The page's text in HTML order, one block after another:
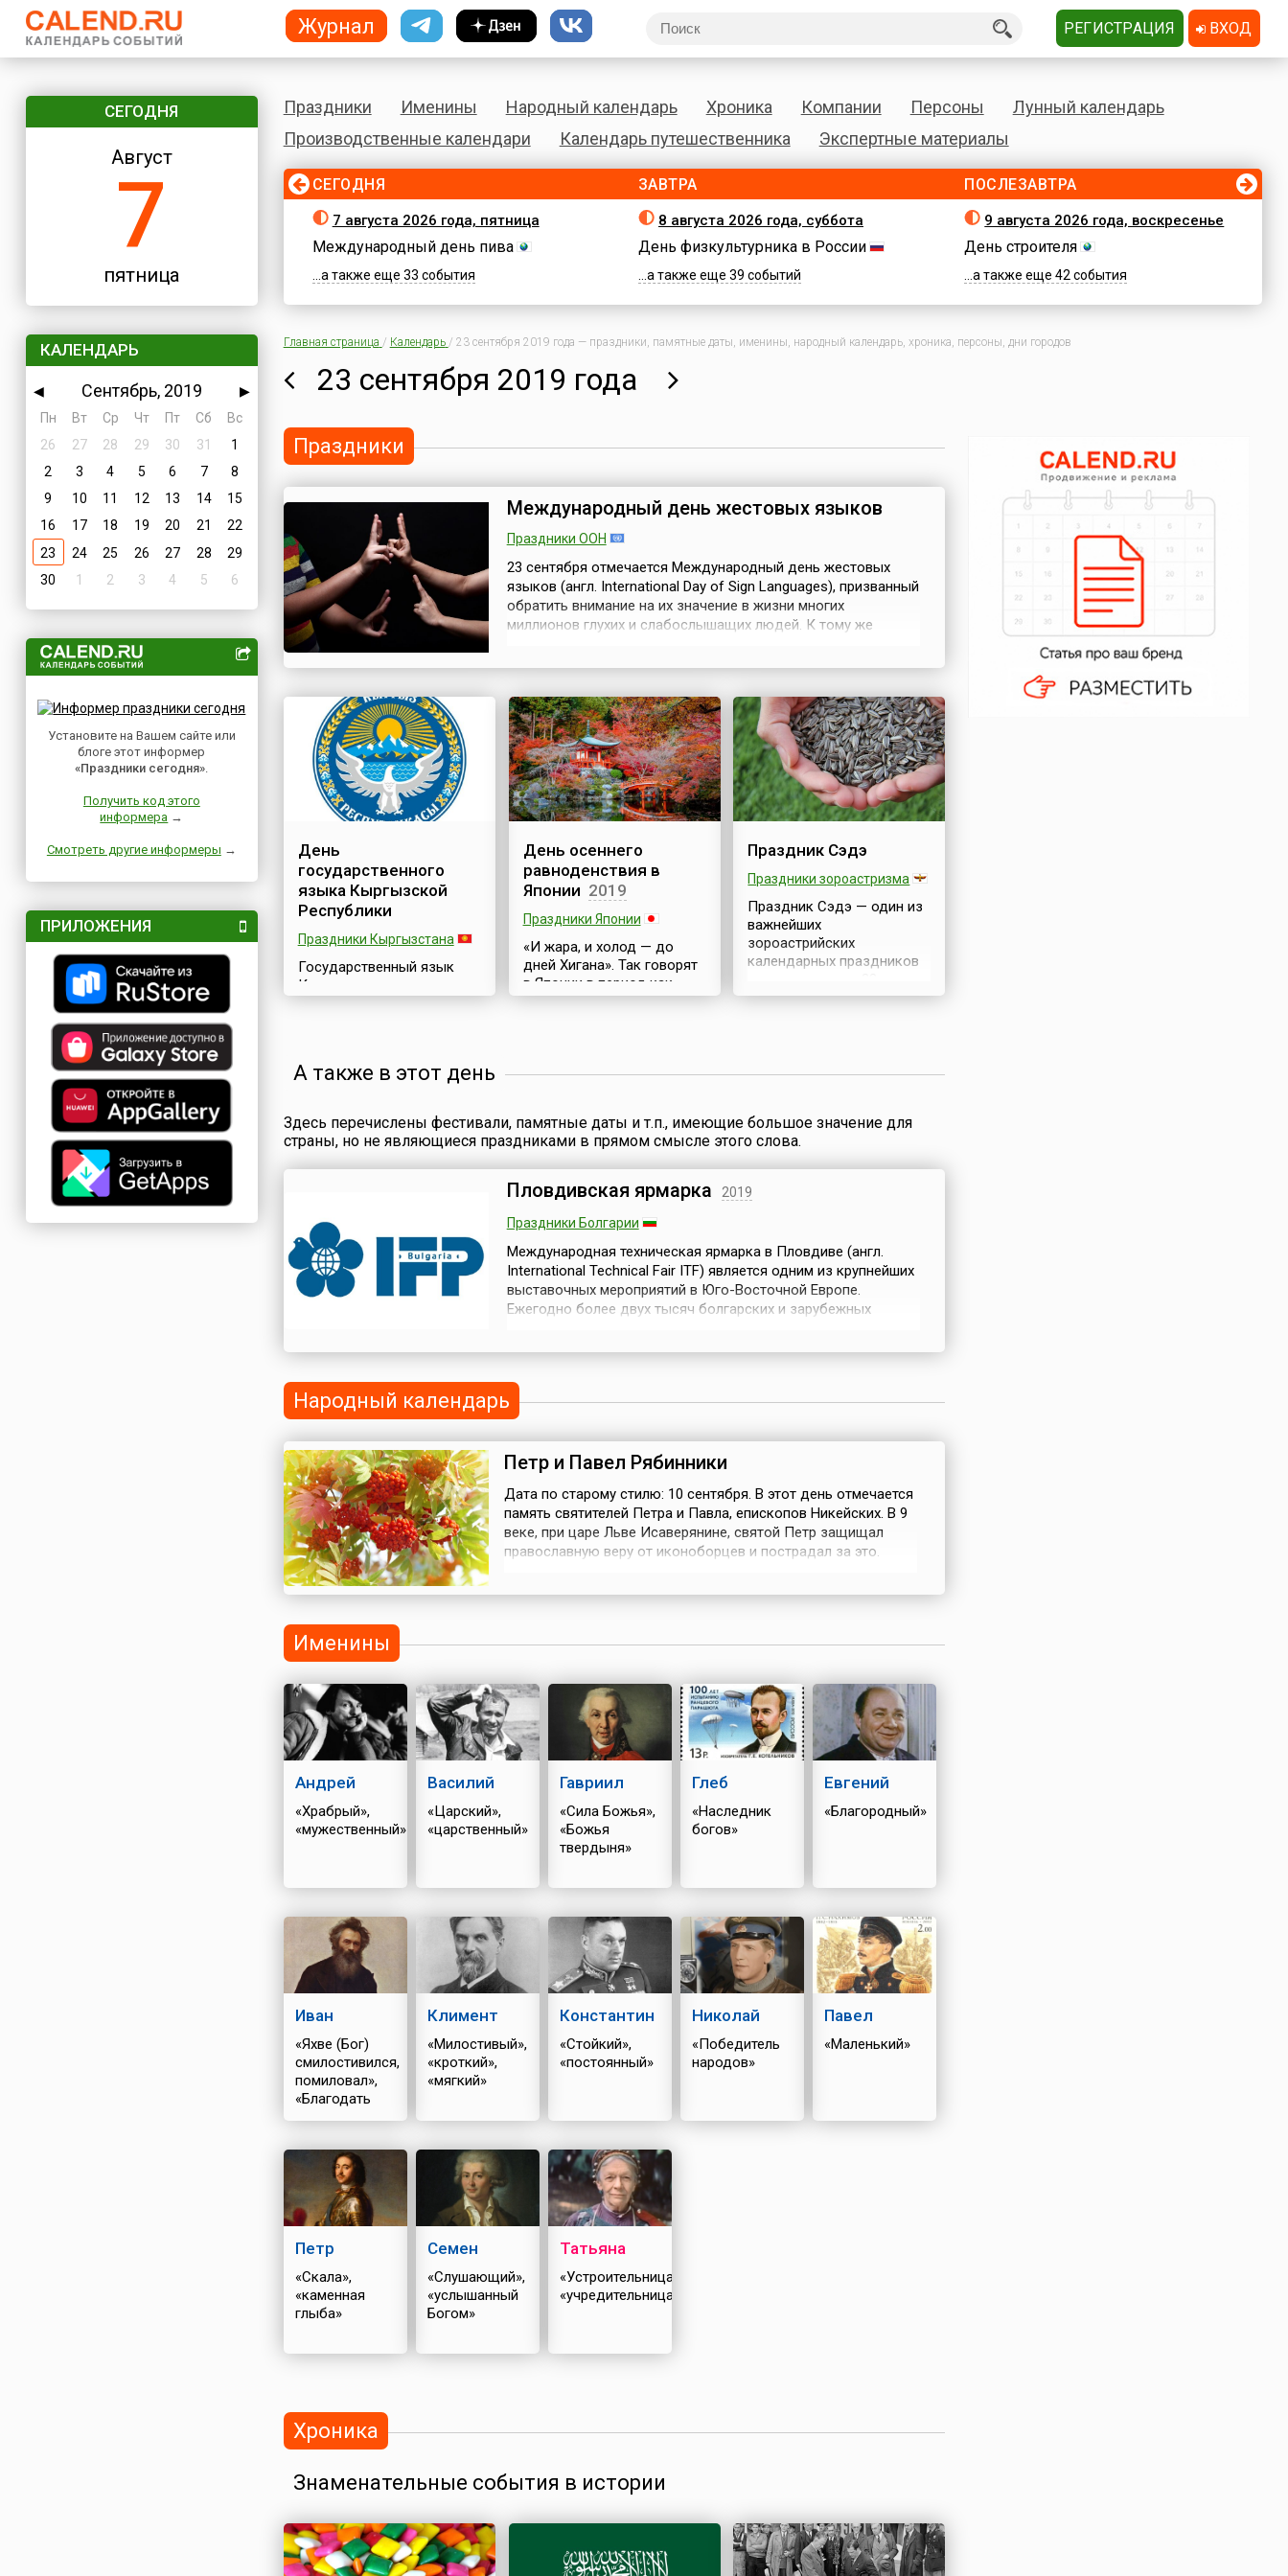
СЕГОДНЯ
Август
7
пятница
КАЛЕНДАРЬ
◀ Сентябрь, 2019
▶
Пн
Вт Ср Чт Пт Сб
Вс
26
27 28 29 30 31
1
2
3 4 5 6 7
8
9
10 11 12 13 14
15
16
17 18 19 20 21
22
23
24 25 26 27 28
29
30
1 2 3 4 5 6
Установите на Вашем сайте или
блоге этот информер
«Праздники сегодня».
Получить код этого
информера →
Смотреть другие информеры →
ПРИЛОЖЕНИЯ
Праздники Именины Народный календарь Хроника Компании Персоны
Лунный календарь
Производственные календари
Календарь путешественника Экспертные материалы
СЕГОДНЯ
7 августа 2026 года, пятница
Международный день пива
...а также еще 33 события
ЗАВТРА
8 августа 2026 года, суббота
День физкультурника в России
...а также еще 39 событий
ПОСЛЕЗАВТРА
9 августа 2026 года, воскресенье
День строителя
...а также еще 42 события
Главная страница / Календарь / 23 сентября 2019 года — праздники, памятные даты, именины, народный календарь, хроника, персоны, дни городов
23 сентября 2019 года
Праздники
Международный день жестовых языков
Праздники ООН
23 сентября отмечается Международный день жестовых
языков (англ. International Day of Sign Languages), призванный
обратить внимание на их значение в жизни многих
миллионов глухих и слабослышащих людей. К тому же
пользователей жестовых языков. Она была прово...
День
государственного
языка Кыргызской
Республики
Праздники Кыргызстана
Государственный язык
Кыргызстана —
Мамлекеттик тил күнү)
ежегодно 23 сентября,
согласно Указу
Президента Республики от
22 сентября 2009 года УП
Верховным советом
Киргизской ССР закона «О
государственном языке
Киргизской ССР».Данным
документом за
День осеннего
равноденствия в
Японии 2019
Праздники Японии
«И жара, и холод — до
дней Хигана». Так говорят
в Японии в период как
осеннего, так и весеннего
осеннего равноденствия
уникальное
астрономическое явление,
сколько исполняет
уходящие в глубины
истории обряды
буддийского праздника
берег»). Согласно Закону
«О националь...
Праздник Сэдэ
Праздники зороастризма
Праздник Сэдэ — один из
важнейших
зороастрийских
календарных праздников
сентября, когда Солнце
года наряду с Ноурузом и
зороастрийцев —
печальное время
они воспринимали как
кратковрем...
А также в этот день
Здесь перечислены фестивали, памятные даты и т.п., имеющие большое значение для
страны, но не являющиеся праздниками в прямом смысле этого слова.
Пловдивская ярмарка
2019
Праздники Болгарии
Международная техническая ярмарка в Пловдиве (англ.
International Technical Fair ITF) является одним из крупнейших
выставочных мероприятий в Юго-Восточной Европе.
Ежегодно более двух тысяч болгарских и зарубежных
сельскохозяйственная ярмарка в...
Народный календарь
Петр и Павел Рябинники
Дата по старому стилю: 10 сентября. В этот день отмечается
память святителей Петра и Павла, епископов Никейских. В 9
веке, при царе Льве Исаверянине, святой Петр защищал
православную веру от иконоборцев и пострадал за это.
Именины
Андрей
«Храбрый»,
«мужественный»
Василий
«Царский»,
«царственный»
Гавриил
«Сила Божья»,
«Божья
твердыня»
Глеб
«Наследник
богов»
Евгений
«Благородный»
Иван
«Яхве (Бог)
смилостивился,
помиловал»,
«Благодать
Божия»
Климент
«Милостивый»,
«кроткий»,
«мягкий»
Константин
«Стойкий»,
«постоянный»
Николай
«Победитель
народов»
Павел
«Маленький»
Петр
«Скала»,
«каменная
глыба»
Семен
«Слушающий»,
«услышанный
Богом»
Татьяна
«Устроительница»,
«учредительница»
Хроника
Знаменательные события в истории
Журнал РЕГИСТРАЦИЯ ВХОД